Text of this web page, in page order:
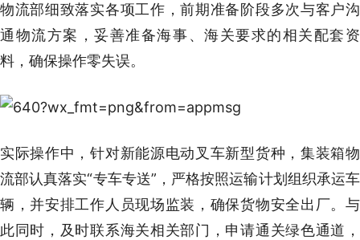
物流部细致落实各项工作，前期准备阶段多次与客户沟
通物流方案，妥善准备海事、海关要求的相关配套资
料，确保操作零失误。
实际操作中，针对新能源电动叉车新型货种，集装箱物
流部认真落实“专车专送”，严格按照运输计划组织承运车
辆，并安排工作人员现场监装，确保货物安全出厂。与
此同时，及时联系海关相关部门，申请通关绿色通道，